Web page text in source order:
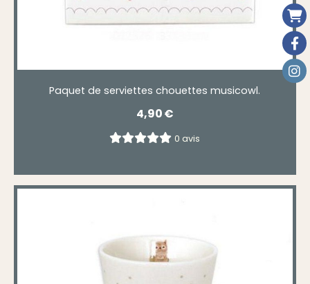
Paquet de serviettes chouettes musicowl.
4,90€
0 avis